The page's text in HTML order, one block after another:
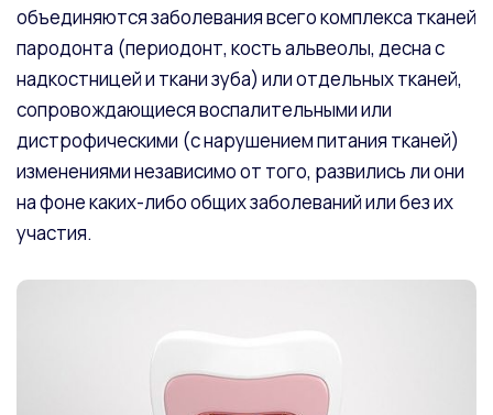
объединяются заболевания всего комплекса тканей
пародонта (периодонт, кость альвеолы, десна с
надкостницей и ткани зуба) или отдельных тканей,
сопровождающиеся воспалительными или
дистрофическими (с нарушением питания тканей)
изменениями независимо от того, развились ли они
на фоне каких-либо общих заболеваний или без их
участия.